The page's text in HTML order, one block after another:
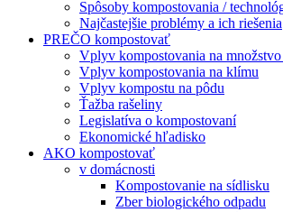
Spôsoby kompostovania /
Najčastejšie problémy a ich riešenia
PREČO kompostovať
Vplyv kompostovania na
Vplyv kompostovania na klímu
Vplyv kompostu na pôdu
Ťažba rašeliny
Legislatíva o kompostovaní
Ekonomické hľadisko
AKO kompostovať
v domácnosti
Kompostovanie na sídlisku
Zber biologického odpadu